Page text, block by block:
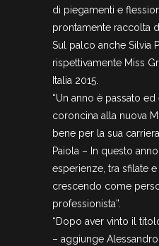
di piegamenti e
prontamente raccolta
Sul palco anche Silvia
rispettivamente Miss
Italia 2015.
“Un anno è passato
coroncina alla nuova
bene per la sua
Paiola – In questo
esperienze, tra sfilate
crescendo come
professionista”.
“Dopo aver vinto il
– aggiunge